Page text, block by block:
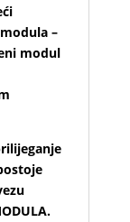
–
modul